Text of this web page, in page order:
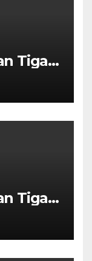
Tiga
Tiga